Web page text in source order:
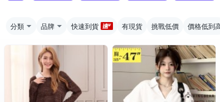
分類 品牌 快速到貨 有現貨 挑戰低價 價格低到